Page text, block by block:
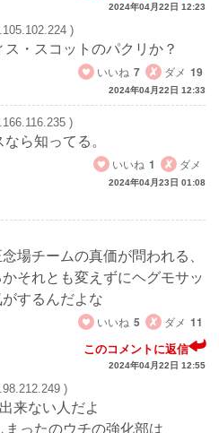
2024年04月22日 12:23
)
・スコットのパクリか？
いいね 7 ダメ 19
2024年04月22日 12:33
)
ら知ってる。
いいね 1 ダメ
2024年04月23日 01:08
場チームの真価が問われる、
それとも変えずにヘグモサッ
するんだよな
いいね 5 ダメ 11
このコメントに返信
2024年04月22日 12:55
)
来ない人だよ
ったのウチの強化部は